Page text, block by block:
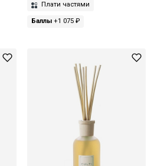
Плати частями
Баллы+1 075 ₽